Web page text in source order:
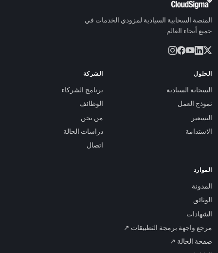
المنصة السحابية السيادية لمزودي الخدمات في
جميع أنحاء العالم.
الحلول
السحابة السيادية
نموذج العمل
التسعير
الاستدامة
الشركة
برنامج الشركاء
الوظائف
من نحن
دراسات الحالة
اتصال
الموارد
المدونة
الوثائق
الشهادات
مرجع واجهة برمجة التطبيقات ↗
صفحة الحالة ↗